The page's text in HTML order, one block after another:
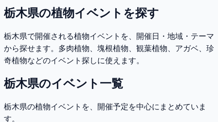
栃木県の植物イベントを探す
栃木県で開催される植物イベントを、開催日・地域・テーマ
から探せます。多肉植物、塊根植物、観葉植物、アガベ、珍
奇植物などのイベント探しに使えます。
栃木県のイベント一覧
栃木県の植物イベントを、開催予定を中心にまとめていま
す。